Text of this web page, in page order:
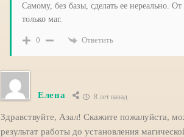
Самому, без базы, сделать ее нереально.
только маг.
0 Ответить
Елена 8 лет назад
Здравствуйте, Азал! Скажите пожалуйста,
результат работы до установления